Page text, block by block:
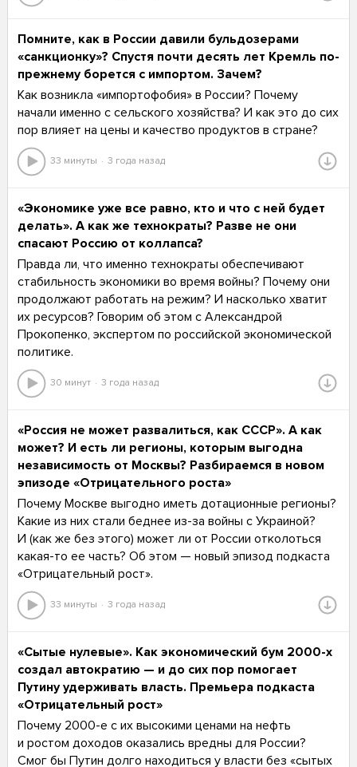
Помните, как в России давили бульдозерами
«санкционку»? Спустя почти десять лет Кремль по-
прежнему борется с импортом. Зачем?
Как возникла «импортофобия» в России? Почему
начали именно с сельского хозяйства? И как это до сих
пор влияет на цены и качество продуктов в стране?
33 минуты 3 года назад
«Экономике уже все равно, кто и что с ней будет
делать». А как же технократы? Разве не они
спасают Россию от коллапса?
Правда ли, что именно технократы обеспечивают
стабильность экономики во время войны? Почему они
продолжают работать на режим? И насколько хватит
их ресурсов? Говорим об этом с Александрой
Прокопенко, экспертом по российской экономической
политике.
30 минут 3 года назад
«Россия не может развалиться, как СССР». А как
может? И есть ли регионы, которым выгодна
независимость от Москвы? Разбираемся в новом
эпизоде «Отрицательного роста»
Почему Москве выгодно иметь дотационные регионы?
Какие из них стали беднее из-за войны с Украиной?
И (как же без этого) может ли от России отколоться
какая-то ее часть? Об этом — новый эпизод подкаста
«Отрицательный рост».
33 минуты 3 года назад
«Сытые нулевые». Как экономический бум 2000-х
создал автократию — и до сих пор помогает
Путину удерживать власть. Премьера подкаста
«Отрицательный рост»
Почему 2000-е с их высокими ценами на нефть
и ростом доходов оказались вредны для России?
Смог бы Путин долго находиться у власти без «сытых